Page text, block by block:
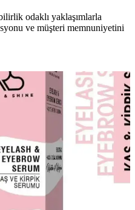
odaklı yaklaşımlarla
ve müşteri memnuniyetini